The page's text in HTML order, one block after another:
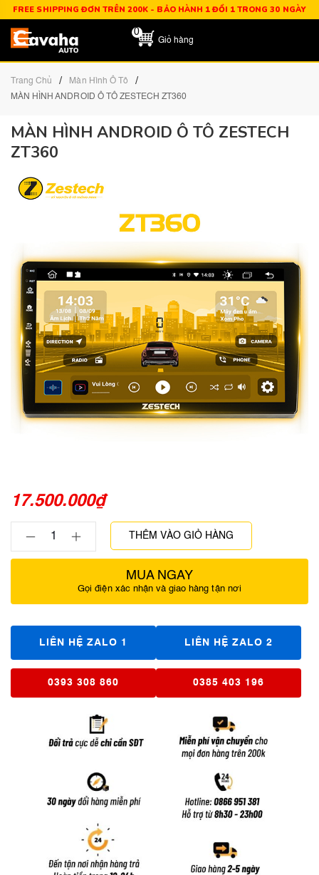
FREE SHIPPING ĐƠN TRÊN 200K - BẢO HÀNH 1 ĐỔI 1 TRONG 30 NGÀY
0
Giỏ hàng
Trang Chủ / Màn Hình Ô Tô /
MÀN HÌNH ANDROID Ô TÔ ZESTECH ZT360
MÀN HÌNH ANDROID Ô TÔ ZESTECH
ZT360
17.500.000₫
THÊM VÀO GIỎ HÀNG
MUA NGAY
Gọi điện xác nhận và giao hàng tận nơi
LIÊN HỆ ZALO 1 LIÊN HỆ ZALO 2
0393 308 860 0385 403 196